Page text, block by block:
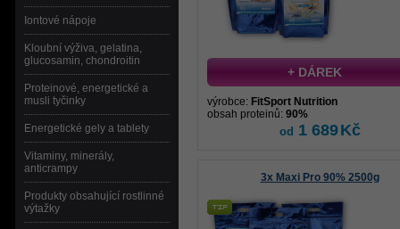
+ DÁREK
výrobce: FitSport Nutrition
obsah proteinů: 90%
od 1 689Kč
3x Maxi Pro 90% 2500g
Iontové nápoje
Kloubní výživa, gelatina,
glucosamin, chondroitin
Proteinové, energetické a
musli tyčinky
Energetické gely a tablety
Vitaminy, minerály,
anticrampy
Produkty obsahující rostlinné
výtažky